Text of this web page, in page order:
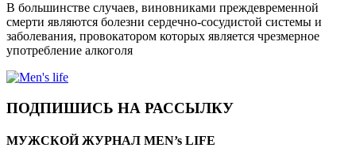
В большинстве случаев, виновниками преждевременной
смерти являются болезни сердечно-сосудистой системы и
заболевания, провокатором которых является чрезмерное
употребление алкоголя
ПОДПИШИСЬ НА РАССЫЛКУ
МУЖСКОЙ ЖУРНАЛ MEN’s LIFE